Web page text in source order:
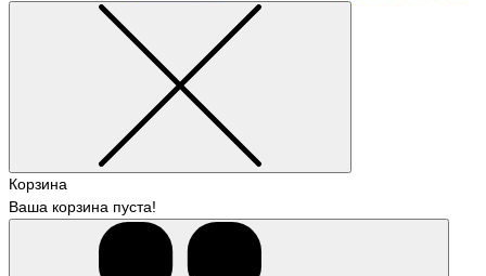
Корзина
Ваша корзина пуста!